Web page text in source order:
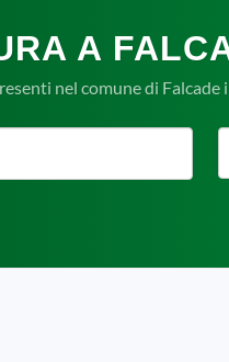
A
nel comune di